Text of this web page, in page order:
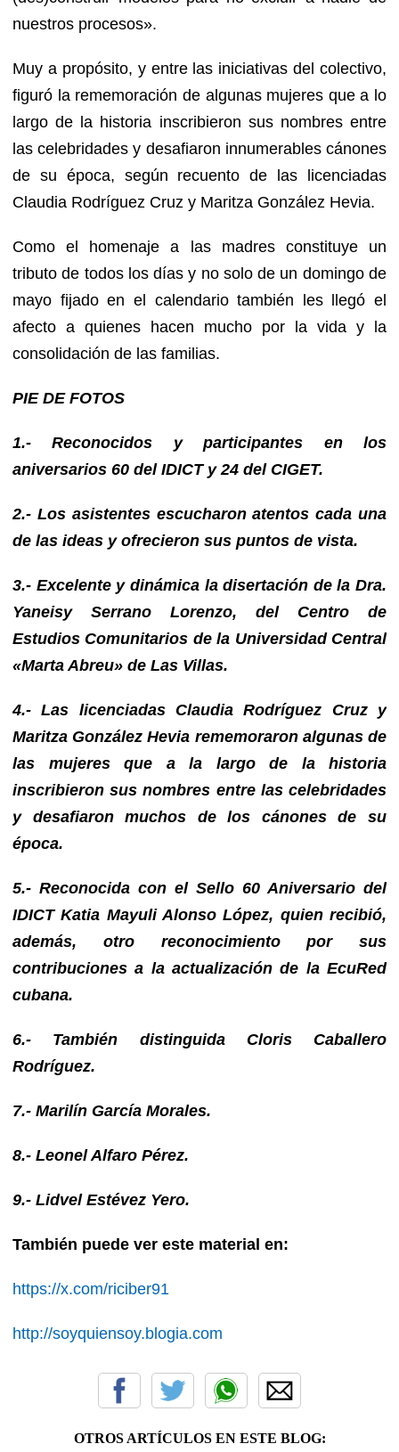
nuestros procesos».
Muy a propósito, y entre las iniciativas del colectivo,
figuró la rememoración de algunas mujeres que a lo
largo de la historia inscribieron sus nombres entre
las celebridades y desafiaron innumerables cánones
de su época, según recuento de las licenciadas
Claudia Rodríguez Cruz y Maritza González Hevia.
Como el homenaje a las madres constituye un
tributo de todos los días y no solo de un domingo de
mayo fijado en el calendario también les llegó el
afecto a quienes hacen mucho por la vida y la
consolidación de las familias.
PIE DE FOTOS
1.- Reconocidos y participantes en los
aniversarios 60 del IDICT y 24 del CIGET.
2.- Los asistentes escucharon atentos cada una
de las ideas y ofrecieron sus puntos de vista.
3.- Excelente y dinámica la disertación de la Dra.
Yaneisy Serrano Lorenzo, del Centro de
Estudios Comunitarios de la Universidad Central
«Marta Abreu» de Las Villas.
4.- Las licenciadas Claudia Rodríguez Cruz y
Maritza González Hevia rememoraron algunas de
las mujeres que a la largo de la historia
inscribieron sus nombres entre las celebridades
y desafiaron muchos de los cánones de su
época.
5.- Reconocida con el Sello 60 Aniversario del
IDICT Katia Mayuli Alonso López, quien recibió,
además, otro reconocimiento por sus
contribuciones a la actualización de la EcuRed
cubana.
6.- También distinguida Cloris Caballero
Rodríguez.
7.- Marilín García Morales.
8.- Leonel Alfaro Pérez.
9.- Lidvel Estévez Yero.
También puede ver este material en:
https://x.com/riciber91
http://soyquiensoy.blogia.com
OTROS ARTÍCULOS EN ESTE BLOG: